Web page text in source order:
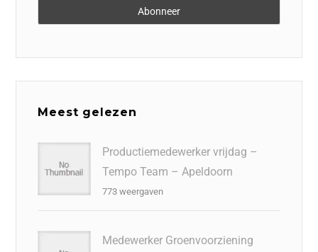
Meest gelezen
Productiemedewerker vrijdag –
Tempo Team – Apeldoorn
773 weergaven
Medewerker Groenvoorziening